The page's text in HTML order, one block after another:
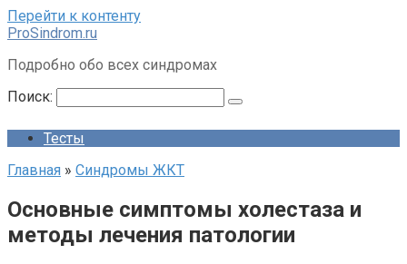
Перейти к контенту
ProSindrom.ru
Подробно обо всех синдромах
Поиск:
Тесты
Главная » Синдромы ЖКТ
Основные симптомы холестаза и
методы лечения патологии